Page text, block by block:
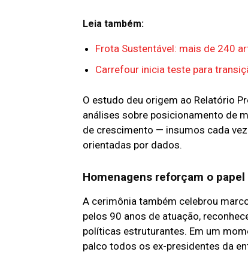
Leia também:
Frota Sustentável: mais de 240
Carrefour inicia teste para
O estudo deu origem ao Relatório
análises sobre posicionamento de
de crescimento — insumos cada
orientadas por dados.
Homenagens reforçam o
A cerimônia também celebrou
pelos 90 anos de atuação,
políticas estruturantes. Em um
palco todos os ex-presidentes da